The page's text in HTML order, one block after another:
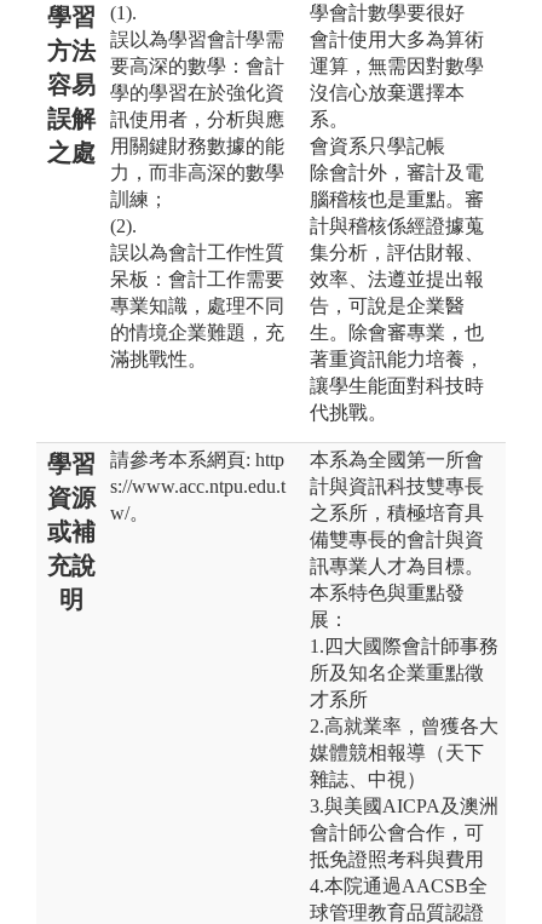
學習
方法
容易
誤解
之處
(1).
誤以為學習會計學需
要高深的數學：會計
學的學習在於強化資
訊使用者，分析與應
用關鍵財務數據的能
力，而非高深的數學
訓練；
(2).
誤以為會計工作性質
呆板：會計工作需要
專業知識，處理不同
的情境企業難題，充
滿挑戰性。
學會計數學要很好
會計使用大多為算術
運算，無需因對數學
沒信心放棄選擇本
系。
會資系只學記帳
除會計外，審計及電
腦稽核也是重點。審
計與稽核係經證據蒐
集分析，評估財報、
效率、法遵並提出報
告，可說是企業醫
生。除會審專業，也
著重資訊能力培養，
讓學生能面對科技時
代挑戰。
學習
資源
或補
充說
明
請參考本系網頁: http
s://www.acc.ntpu.edu.t
w/。
本系為全國第一所會
計與資訊科技雙專長
之系所，積極培育具
備雙專長的會計與資
訊專業人才為目標。
本系特色與重點發
展：
1.四大國際會計師事務
所及知名企業重點徵
才系所
2.高就業率，曾獲各大
媒體競相報導（天下
雜誌、中視）
3.與美國AICPA及澳洲
會計師公會合作，可
抵免證照考科與費用
4.本院通過AACSB全
球管理教育品質認證